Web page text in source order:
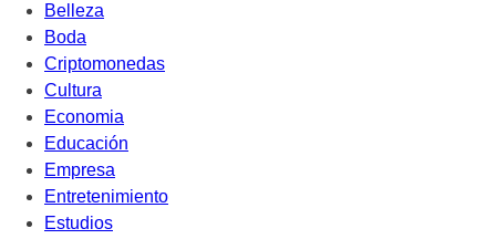
Belleza
Boda
Criptomonedas
Cultura
Economia
Educación
Empresa
Entretenimiento
Estudios